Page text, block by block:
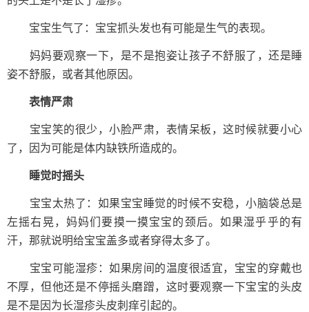
宝宝生气了：宝宝抓头发也有可能是生气的表现。
妈妈要观察一下，是不是抱姿让孩子不舒服了，还是睡
姿不舒服，或者其他原因。
表情严肃
宝宝笑的很少，小脸严肃，表情呆板，这时候就要小心
了，因为可能是体内缺铁所造成的。
睡觉时摇头
宝宝太热了：如果宝宝睡觉的时候不安稳，小脑袋总是
左摇右晃，妈妈们要摸一摸宝宝的颈后。如果湿乎乎的有
汗，那就说明给宝宝盖多或者穿得太多了。
宝宝可能湿疹：如果房间的温度很适宜，宝宝的穿戴也
不厚，但他还是不停摇头磨蹭，这时要观察一下宝宝的头皮
是不是因为长湿疹头皮刺痒引起的。